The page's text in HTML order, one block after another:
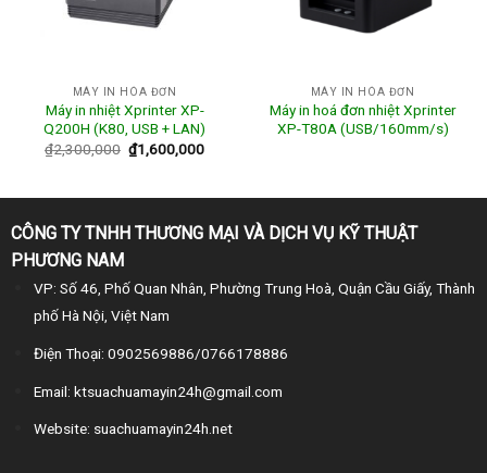
MÁY IN HÓA ĐƠN
Máy in nhiệt Xprinter XP-
Q200H (K80, USB + LAN)
₫2,300,000 ₫1,600,000
MÁY IN HÓA ĐƠN
Máy in hoá đơn nhiệt Xprinter
XP-T80A (USB/160mm/s)
CÔNG TY TNHH THƯƠNG MẠI VÀ DỊCH VỤ KỸ THUẬT
PHƯƠNG NAM
VP: Số 46, Phố Quan Nhân, Phường Trung Hoà, Quận Cầu Giấy, Thành
phố Hà Nội, Việt Nam
Điện Thoại: 0902569886/0766178886
Email: ktsuachuamayin24h@gmail.com
Website: suachuamayin24h.net